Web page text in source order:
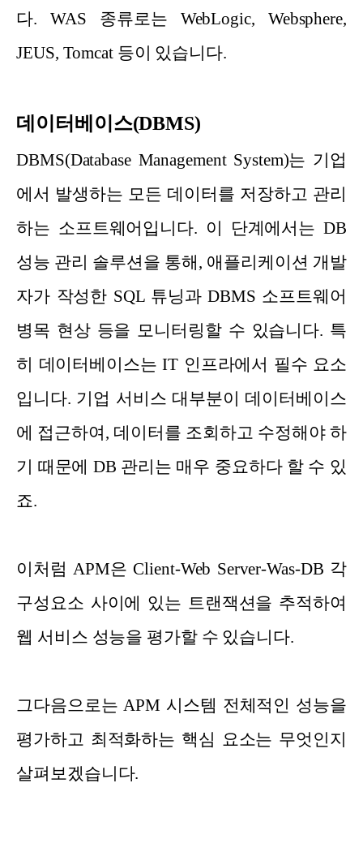
다. WAS 종류로는 WebLogic, Websphere,
JEUS, Tomcat 등이 있습니다.
데이터베이스(DBMS)
DBMS(Database Management System)는 기업
에서 발생하는 모든 데이터를 저장하고 관리
하는 소프트웨어입니다. 이 단계에서는 DB
성능 관리 솔루션을 통해, 애플리케이션 개발
자가 작성한 SQL 튜닝과 DBMS 소프트웨어
병목 현상 등을 모니터링할 수 있습니다. 특
히 데이터베이스는 IT 인프라에서 필수 요소
입니다. 기업 서비스 대부분이 데이터베이스
에 접근하여, 데이터를 조회하고 수정해야 하
기 때문에 DB 관리는 매우 중요하다 할 수 있
죠.
이처럼 APM은 Client-Web Server-Was-DB 각
구성요소 사이에 있는 트랜잭션을 추적하여
웹 서비스 성능을 평가할 수 있습니다.
그다음으로는 APM 시스템 전체적인 성능을
평가하고 최적화하는 핵심 요소는 무엇인지
살펴보겠습니다.